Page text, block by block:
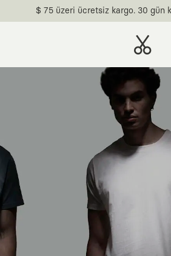
$ 75 üzeri ücretsiz kargo. 30 gün